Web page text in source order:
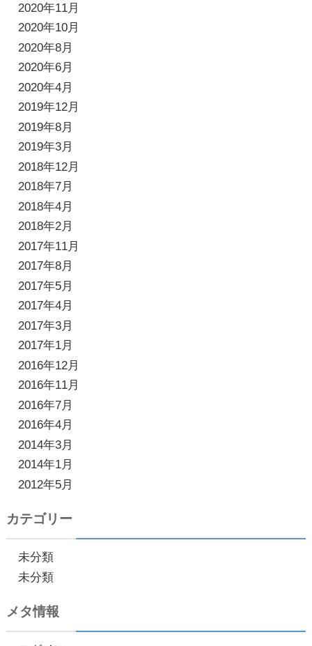
2020年11月
2020年10月
2020年8月
2020年6月
2020年4月
2019年12月
2019年8月
2019年3月
2018年12月
2018年7月
2018年4月
2018年2月
2017年11月
2017年8月
2017年5月
2017年4月
2017年3月
2017年1月
2016年12月
2016年11月
2016年7月
2016年4月
2014年3月
2014年1月
2012年5月
カテゴリー
未分類
未分類
メタ情報